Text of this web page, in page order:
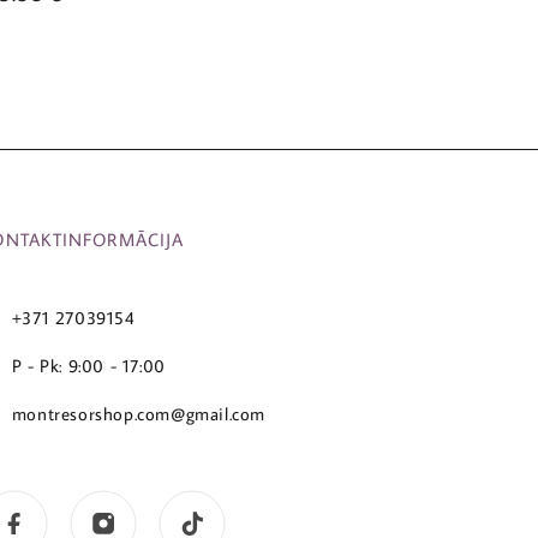
+371 27039154
P - Pk: 9:00 - 17:00
montresorshop.com@gmail.com